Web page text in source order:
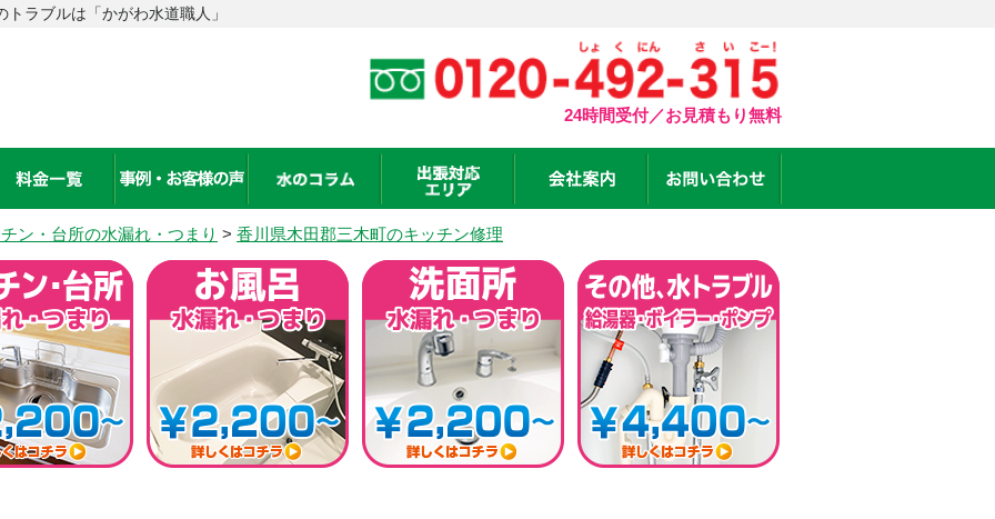
ラブルは「かがわ水道職人」
24時間受付／お見積もり無料
ン・台所の水漏れ・つまり > 香川県木田郡三木町のキッチン修理